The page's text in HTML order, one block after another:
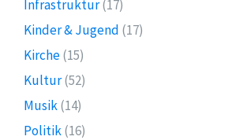
Infrastruktur(17)
Kinder & Jugend (17)
Kirche(15)
Kultur(52)
Musik(14)
Politik(16)